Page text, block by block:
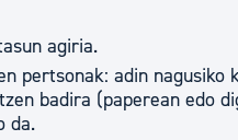
agiria.
pertsonak: adin
badira (paperean edo
da.